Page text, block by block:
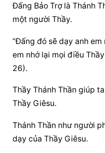
Đấng Bảo Trợ là Thánh
một người Thầy.
“Đấng đó sẽ dạy anh
em nhớ lại mọi điều
26).
Thầy Thánh Thần giúp
Thầy Giêsu.
Thánh Thần như người
dạy của Thầy Giêsu.